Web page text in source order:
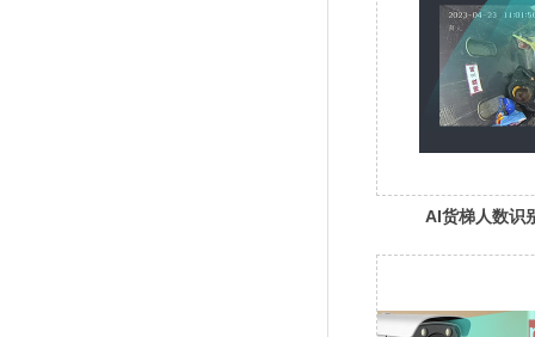
AI货梯人数识